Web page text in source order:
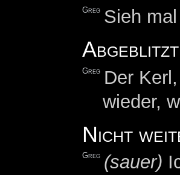
Greg Sieh
Abgeblitzt
Greg Der
wieder,
Nicht
Greg (sauer)